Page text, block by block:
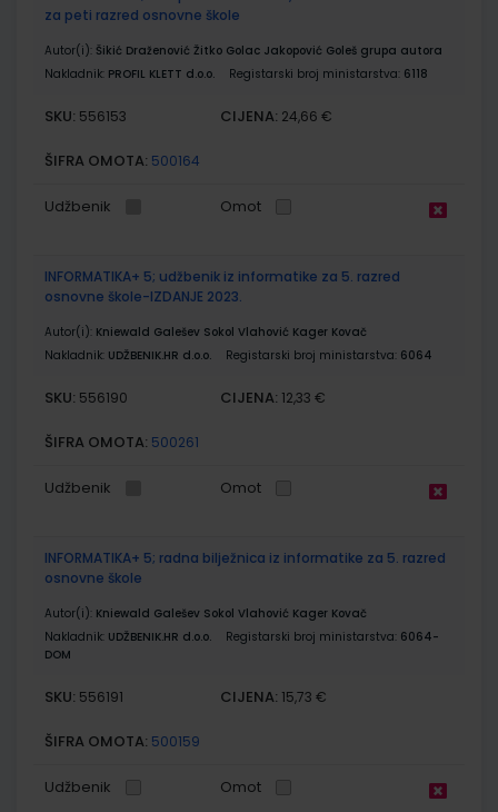
za peti razred osnovne škole
Autor(i): Šikić Draženović Žitko Golac Jakopović Goleš grupa autora
Nakladnik: PROFIL KLETT d.o.o. Registarski broj ministarstva: 6118
SKU: 556153 CIJENA: 24,66 €
ŠIFRA OMOTA: 500164
Udžbenik Omot
INFORMATIKA+ 5; udžbenik iz informatike za 5. razred
osnovne škole-IZDANJE 2023.
Autor(i): Kniewald Galešev Sokol Vlahović Kager Kovač
Nakladnik: UDŽBENIK.HR d.o.o. Registarski broj ministarstva: 6064
SKU: 556190 CIJENA: 12,33 €
ŠIFRA OMOTA: 500261
Udžbenik Omot
INFORMATIKA+ 5; radna bilježnica iz informatike za 5. razred
osnovne škole
Autor(i): Kniewald Galešev Sokol Vlahović Kager Kovač
Nakladnik: UDŽBENIK.HR d.o.o. Registarski broj ministarstva: 6064-
DOM
SKU: 556191 CIJENA: 15,73 €
ŠIFRA OMOTA: 500159
Udžbenik Omot